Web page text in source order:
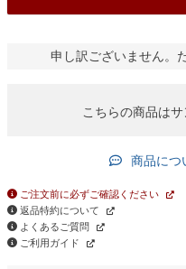
申し訳ございません。
こちらの商品はサ
商品につ
ご注文前に必ずご確認ください
返品特約について
よくあるご質問
ご利用ガイド